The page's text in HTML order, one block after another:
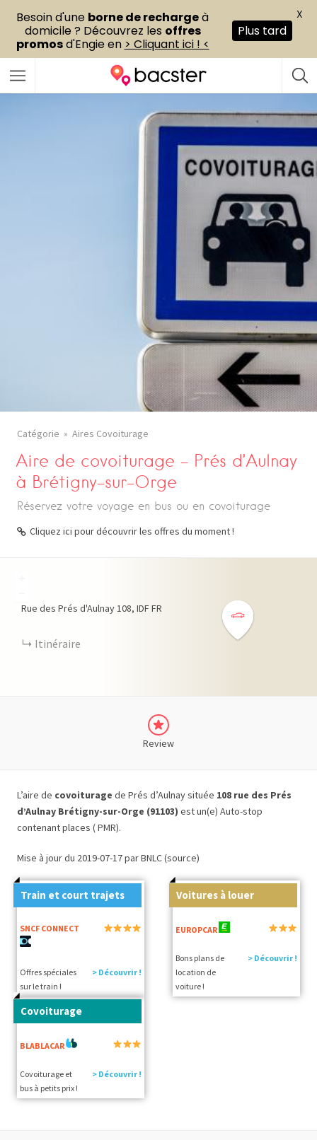
Catégorie Aires Covoiturage
Aire de covoiturage – Prés d’Aulnay
à Brétigny-sur-Orge
Réservez votre voyage en bus ou en covoiturage
Cliquez ici pour découvrir les offres du moment !
Rue des Prés d'Aulnay108 IDF FR
Itinéraire
Review
L’aire de covoiturage de Prés d’Aulnay située 108 rue des Prés
d’Aulnay Brétigny-sur-Orge (91103) est un(e) Auto-stop
contenant places ( PMR).
Mise à jour du 2019-07-17 par BNLC (source)
Train et court trajets
SNCF CONNECT
Offres spéciales
sur le train !
> Découvrir !
Voitures à louer
EUROPCAR
Bons plans de
location de
voiture !
> Découvrir !
Covoiturage
BLABLACAR
Covoiturage et
bus à petits prix !
> Découvrir !
Besoin d'une borne de rechargeà
domicile ? Découvrez les offres
promosd'Engie en > Cliquant ici ! <
Plus tard
X